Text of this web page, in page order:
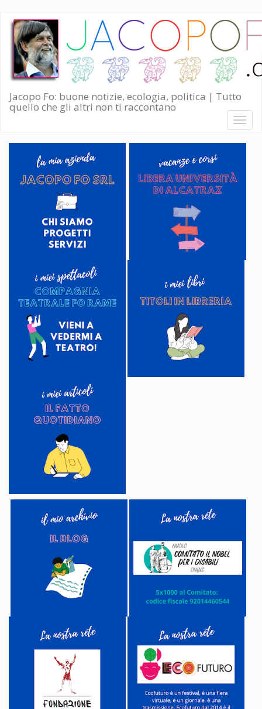
Salta
contenuto
principale
Jacopo Fo: buone notizie, ecologia, politica | Tutto
quello che gli altri non ti raccontano
Toggle